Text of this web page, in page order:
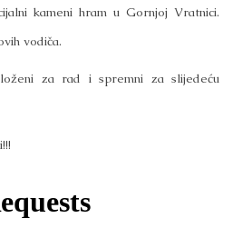
kameni hram u Gornjoj Vratnici.
vodiča.
za rad i spremni za slijedeću